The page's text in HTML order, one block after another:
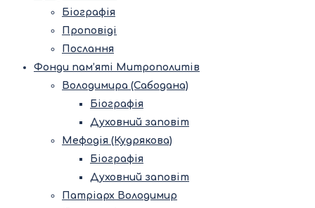
Біографія
Проповіді
Послання
Фонди пам’яті Митрополитів
Володимира (Сабодана)
Біографія
Духовний заповіт
Мефодія (Кудрякова)
Біографія
Духовний заповіт
Патріарх Володимир